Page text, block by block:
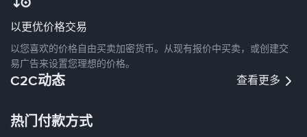
以更优价格交易
以您喜欢的价格自由买卖加密货币。从现有报价中买卖，或创建交
易广告来设置您理想的价格。
C2C动态 查看更多
热门付款方式